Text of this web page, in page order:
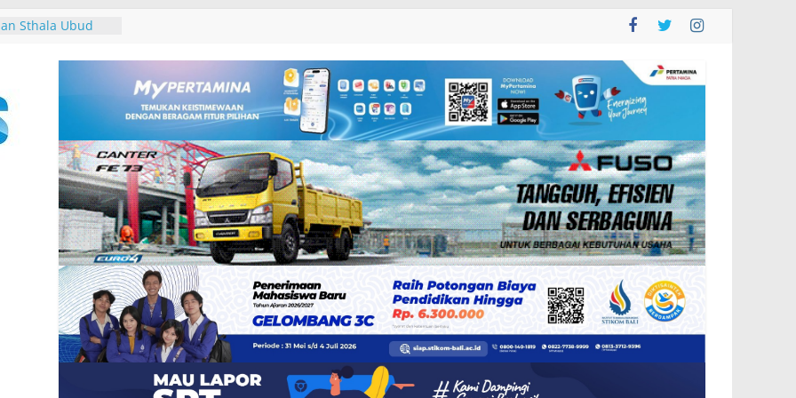
Seminar
2026,
Pameran
dan
untuk Uang”
Pemkab
Tim Bersama
di Pantai
Tutik Kusuma
Demokrat
Rakyat melalui
25, Demokrat
bersih Sampah
Tukik di Pantai